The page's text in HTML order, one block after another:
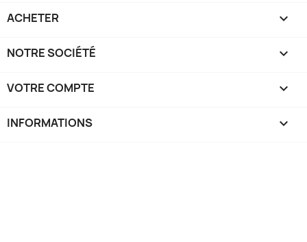
ACHETER 
NOTRE SOCIÉTÉ 
VOTRE COMPTE 
INFORMATIONS keyboard_arrow_down